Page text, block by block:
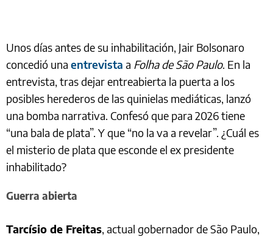
Unos días antes de su inhabilitación, Jair Bolsonaro
concedió una entrevista a Folha de São Paulo. En la
entrevista, tras dejar entreabierta la puerta a los
posibles herederos de las quinielas mediáticas, lanzó
una bomba narrativa. Confesó que para 2026 tiene
“una bala de plata”. Y que “no la va a revelar”. ¿Cuál es
el misterio de plata que esconde el ex presidente
inhabilitado?
Guerra abierta
Tarcísio de Freitas, actual gobernador de São Paulo,